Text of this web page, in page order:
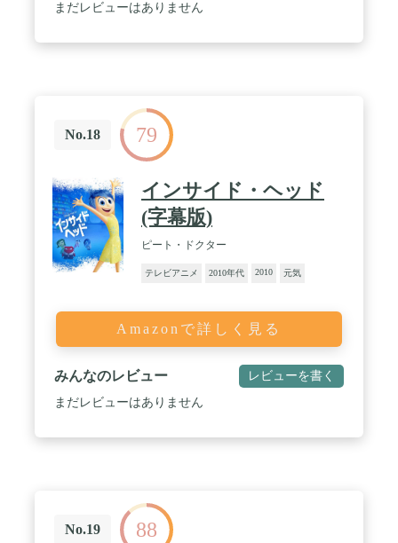
まだレビューはありません
No.18 79
インサイド・ヘッド
(字幕版)
ピート・ドクター
テレビアニメ 2010年代 2010 元気
Amazonで詳しく見る
みんなのレビュー レビューを書く
まだレビューはありません
No.19 88